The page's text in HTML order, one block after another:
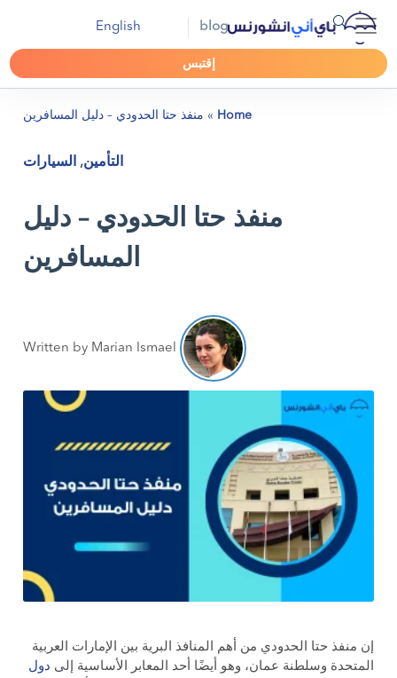
blog
English
إقتبس
Home
» منفذ حتا الحدودي – دليل المسافرين
التأمين, السيارات
منفذ حتا الحدودي – دليل
المسافرين
Written by Marian Ismael
إن منفذ حتا الحدودي من أهم المنافذ البرية بين الإمارات العربية
المتحدة وسلطنة عمان، وهو أيضًا أحد المعابر الأساسية إلى دول